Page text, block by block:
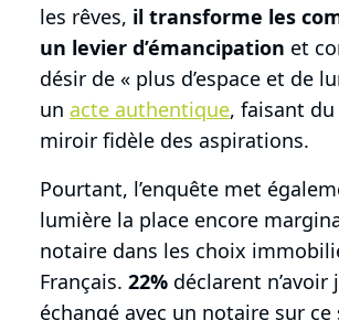
les rêves, il transforme les
un levier d’émancipation et
désir de « plus d’espace et de
un acte authentique, faisant
miroir fidèle des aspirations.
Pourtant, l’enquête met
lumière la place encore
notaire dans les choix
Français. 22% déclarent n’avoir
échangé avec un notaire sur ce